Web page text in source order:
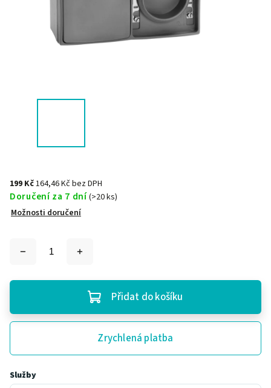
199 Kč164,46 Kč bez DPH
Doručení za 7 dní(>20 ks)
Možnosti doručení
Přidat do košíku
Zrychlená platba
Služby